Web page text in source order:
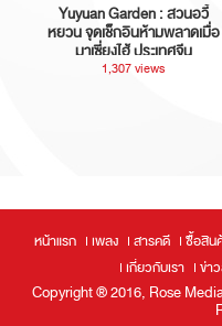
Yuyuan Garden : สวนอวี้
หยวน จุดเช็กอินห้ามพลาดเมื่อ
มาเซี่ยงไฮ้ ประเทศจีน
1,307 views
หน้าแรก เพลง สารคดี ซื้อสิน
เกี่ยวกับเรา
ข่า
Copyright ® 2016, Rose